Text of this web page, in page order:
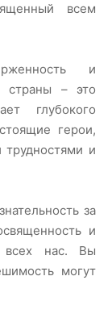
всем
и
страны – это
глубокого
герои,
и
за
и
всех нас. Вы
могут